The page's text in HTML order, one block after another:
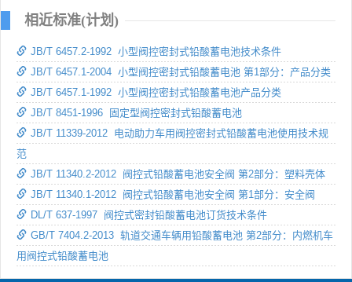
相近标准(计划)
JB/T 6457.2-1992 小型阀控密封式铅酸蓄电池技术条件
JB/T 6457.1-2004 小型阀控密封式铅酸蓄电池 第1部分：产品分类
JB/T 6457.1-1992 小型阀控密封式铅酸蓄电池产品分类
JB/T 8451-1996 固定型阀控密封式铅酸蓄电池
JB/T 11339-2012 电动助力车用阀控密封式铅酸蓄电池使用技术规
范
JB/T 11340.2-2012 阀控式铅酸蓄电池安全阀 第2部分：塑料壳体
JB/T 11340.1-2012 阀控式铅酸蓄电池安全阀 第1部分：安全阀
DL/T 637-1997 阀控式密封铅酸蓄电池订货技术条件
GB/T 7404.2-2013 轨道交通车辆用铅酸蓄电池 第2部分：内燃机车
用阀控式铅酸蓄电池